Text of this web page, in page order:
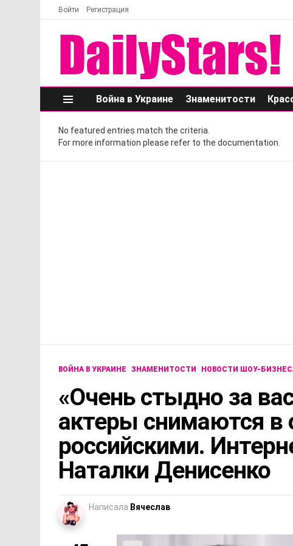
Войти Регистрация
Меню
Война в Украине Знаменитости
No featured entries match the criteria.
For more information please refer to the documentation.
ВОЙНА В УКРАИНЕ ЗНАМЕНИТОСТИ НОВОСТИ ШОУ-
«Очень стыдно за
актеры снимаются в
российскими.
Наталки Денисенко
Написала Вячеслав